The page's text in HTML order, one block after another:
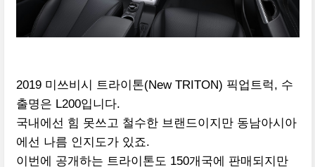
2019 미쓰비시 트라이톤(New TRITON) 픽업트럭, 수
출명은 L200입니다.
국내에선 힘 못쓰고 철수한 브랜드이지만 동남아시아
에선 나름 인지도가 있죠.
이번에 공개하는 트라이톤도 150개국에 판매되지만